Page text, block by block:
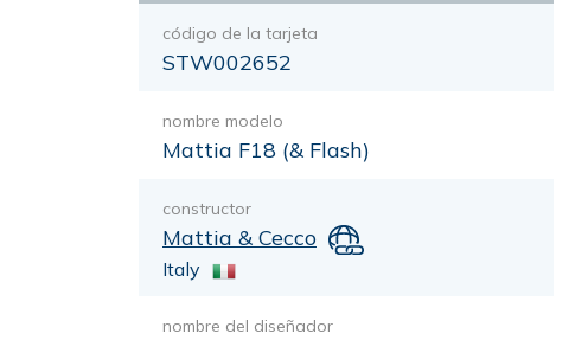
código de la tarjeta
STW002652
nombre modelo
Mattia F18 (& Flash)
constructor
Mattia & Cecco
Italy
nombre del diseñador